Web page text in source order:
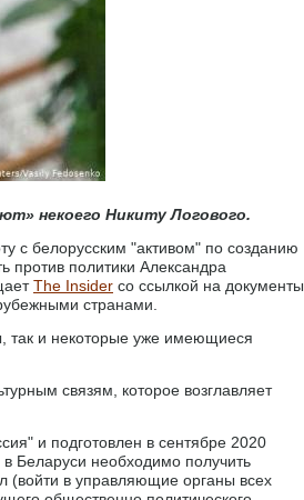
некоего Никиту Логового.
с белорусским "активом" по созданию
против политики Александра
The Insider со ссылкой на документы
странами.
так и некоторые уже имеющиеся
связям, которое возглавляет
и подготовлен в сентябре 2020
в Беларуси необходимо получить
(войти в управляющие органы всех